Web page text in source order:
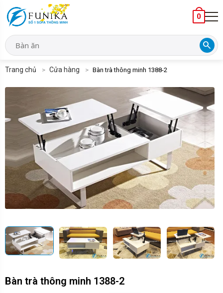
search
0
Trang chủ Cửa hàng Bàn trà thông minh 1388-2
Bàn trà thông minh 1388-2